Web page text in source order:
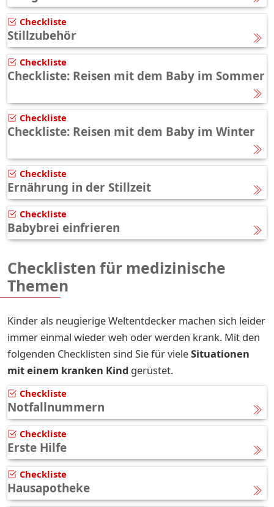
Checkliste
Stillzubehör
Checkliste
Checkliste: Reisen mit dem Baby im Sommer
Checkliste
Checkliste: Reisen mit dem Baby im Winter
Checkliste
Ernährung in der Stillzeit
Checkliste
Babybrei einfrieren
Checklisten für medizinische
Themen
Kinder als neugierige Weltentdecker machen sich leider
immer einmal wieder weh oder werden krank. Mit den
folgenden Checklisten sind Sie für vieleSituationen
mit einem kranken Kind gerüstet.
Checkliste
Notfallnummern
Checkliste
Erste Hilfe
Checkliste
Hausapotheke